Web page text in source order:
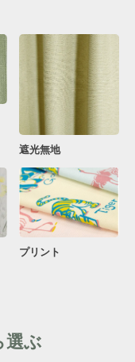
遮光無地
プリント
選ぶ